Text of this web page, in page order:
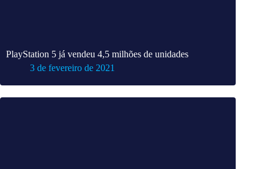
PlayStation 5 já vendeu 4,5 milhões de unidades
3 de fevereiro de 2021